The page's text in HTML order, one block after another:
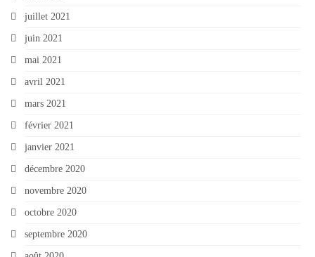
juillet 2021
juin 2021
mai 2021
avril 2021
mars 2021
février 2021
janvier 2021
décembre 2020
novembre 2020
octobre 2020
septembre 2020